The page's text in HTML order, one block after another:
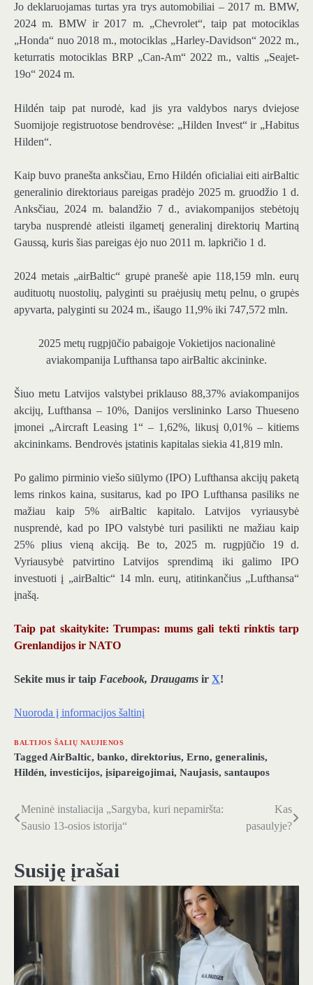
Jo deklaruojamas turtas yra trys automobiliai – 2017 m. BMW,
2024 m. BMW ir 2017 m. „Chevrolet“, taip pat motociklas
„Honda“ nuo 2018 m., motociklas „Harley-Davidson“ 2022 m.,
keturratis motociklas BRP „Can-Am“ 2022 m., valtis „Seajet-
19o“ 2024 m.
Hildén taip pat nurodė, kad jis yra valdybos narys dviejose
Suomijoje registruotose bendrovėse: „Hilden Invest“ ir „Habitus
Hilden“.
Kaip buvo pranešta anksčiau, Erno Hildén oficialiai eiti airBaltic
generalinio direktoriaus pareigas pradėjo 2025 m. gruodžio 1 d.
Anksčiau, 2024 m. balandžio 7 d., aviakompanijos stebėtojų
taryba nusprendė atleisti ilgametį generalinį direktorių Martiną
Gaussą, kuris šias pareigas ėjo nuo 2011 m. lapkričio 1 d.
2024 metais „airBaltic“ grupė pranešė apie 118,159 mln. eurų
audituotų nuostolių, palyginti su praėjusių metų pelnu, o grupės
apyvarta, palyginti su 2024 m., išaugo 11,9% iki 747,572 mln.
2025 metų rugpjūčio pabaigoje Vokietijos nacionalinė
aviakompanija Lufthansa tapo airBaltic akcininke.
Šiuo metu Latvijos valstybei priklauso 88,37% aviakompanijos
akcijų, Lufthansa – 10%, Danijos verslininko Larso Thueseno
įmonei „Aircraft Leasing 1“ – 1,62%, likusį 0,01% – kitiems
akcininkams. Bendrovės įstatinis kapitalas siekia 41,819 mln.
Po galimo pirminio viešo siūlymo (IPO) Lufthansa akcijų paketą
lems rinkos kaina, susitarus, kad po IPO Lufthansa pasiliks ne
mažiau kaip 5% airBaltic kapitalo. Latvijos vyriausybė
nusprendė, kad po IPO valstybė turi pasilikti ne mažiau kaip
25% plius vieną akciją. Be to, 2025 m. rugpjūčio 19 d.
Vyriausybė patvirtino Latvijos sprendimą iki galimo IPO
investuoti į „airBaltic“ 14 mln. eurų, atitinkančius „Lufthansa“
įnašą.
Taip pat skaitykite: Trumpas: mums gali tekti rinktis tarp
Grenlandijos ir NATO
Sekite mus ir taip Facebook, Draugams ir X!
Nuoroda į informacijos šaltinį
BALTIJOS ŠALIŲ NAUJIENOS
Tagged AirBaltic, banko, direktorius, Erno, generalinis,
Hildén, investicijos, įsipareigojimai, Naujasis, santaupos
Navigacija
įrašų
Meninė instaliacija „Sargyba, kuri nepamiršta:
Sausio 13-osios istorija“
Kas
pasaulyje?
Susiję įrašai